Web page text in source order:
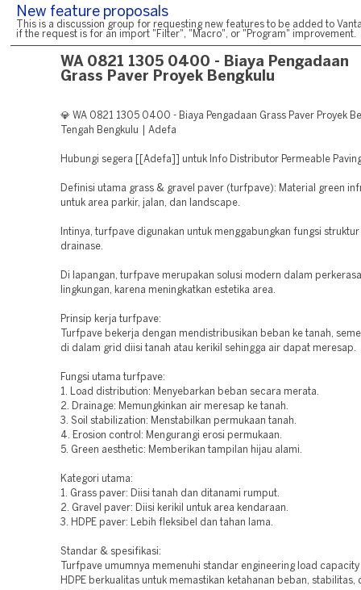
New feature proposals
This is a discussion group for requesting new features to be added to
if the request is for an import "Filter", "Macro", or "Program" improvement.
WA 0821 1305 0400 - Biaya Pengadaan
Grass Paver Proyek Bengkulu
💎 WA 0821 1305 0400 - Biaya Pengadaan Grass Paver Proyek
Tengah Bengkulu | Adefa
Hubungi segera [[Adefa]] untuk Info Distributor Permeable
Definisi utama grass & gravel paver (turfpave): Material green
untuk area parkir, jalan, dan landscape.
Intinya, turfpave digunakan untuk menggabungkan fungsi
drainase.
Di lapangan, turfpave merupakan solusi modern dalam
lingkungan, karena meningkatkan estetika area.
Prinsip kerja turfpave:
Turfpave bekerja dengan mendistribusikan beban ke tanah,
di dalam grid diisi tanah atau kerikil sehingga air dapat meresap.
Fungsi utama turfpave:
1. Load distribution: Menyebarkan beban secara merata.
2. Drainage: Memungkinkan air meresap ke tanah.
3. Soil stabilization: Menstabilkan permukaan tanah.
4. Erosion control: Mengurangi erosi permukaan.
5. Green aesthetic: Memberikan tampilan hijau alami.
Kategori utama:
1. Grass paver: Diisi tanah dan ditanami rumput.
2. Gravel paver: Diisi kerikil untuk area kendaraan.
3. HDPE paver: Lebih fleksibel dan tahan lama.
Standar & spesifikasi:
Turfpave umumnya memenuhi standar engineering load
HDPE berkualitas untuk memastikan ketahanan beban, stabilitas,